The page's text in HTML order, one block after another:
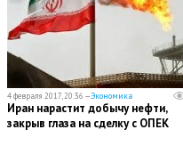
4 февраля 2017, 20:36 —Экономика
Иран нарастит добычу нефти,
закрыв глаза на сделку с ОПЕК